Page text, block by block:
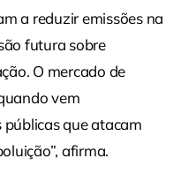
a reduzir emissões na
futura sobre
O mercado de
vem
que atacam
afirma.